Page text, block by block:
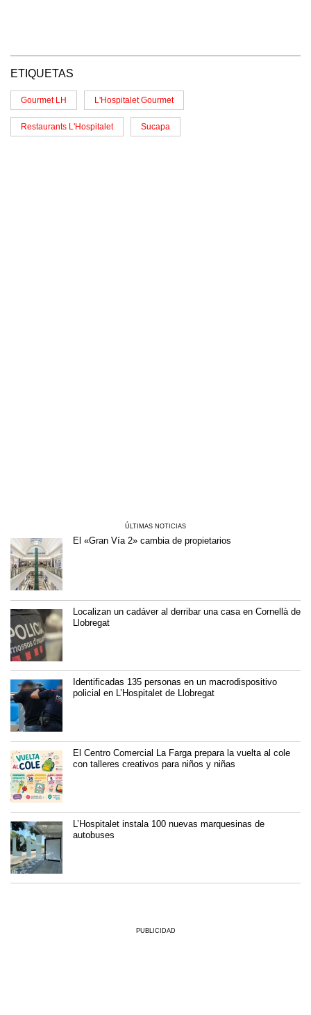
ETIQUETAS
Gourmet LH L'Hospitalet Gourmet
Restaurants L'Hospitalet Sucapa
ÚLTIMAS NOTICIAS
El «Gran Vía 2» cambia de propietarios
Localizan un cadáver al derribar una casa en Cornellà de
Llobregat
Identificadas 135 personas en un macrodispositivo
policial en L’Hospitalet de Llobregat
El Centro Comercial La Farga prepara la vuelta al cole
con talleres creativos para niños y niñas
L’Hospitalet instala 100 nuevas marquesinas de
autobuses
PUBLICIDAD